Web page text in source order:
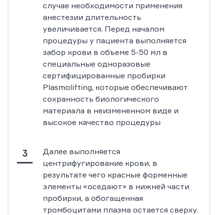
случае необходимости применения
анестезии длительность
увеличивается. Перед началом
процедуры у пациента выполняется
забор крови в объеме 5-50 мл в
специальные одноразовые
сертифицированные пробирки
Plasmolifting, которые обеспечивают
сохранность биологического
материала в неизмененном виде и
высокое качество процедуры
Далее выполняется
центрифугирование крови, в
результате чего красные форменные
элементы «оседают» в нижней части
пробирки, а обогащенная
тромбоцитами плазма остается сверху.